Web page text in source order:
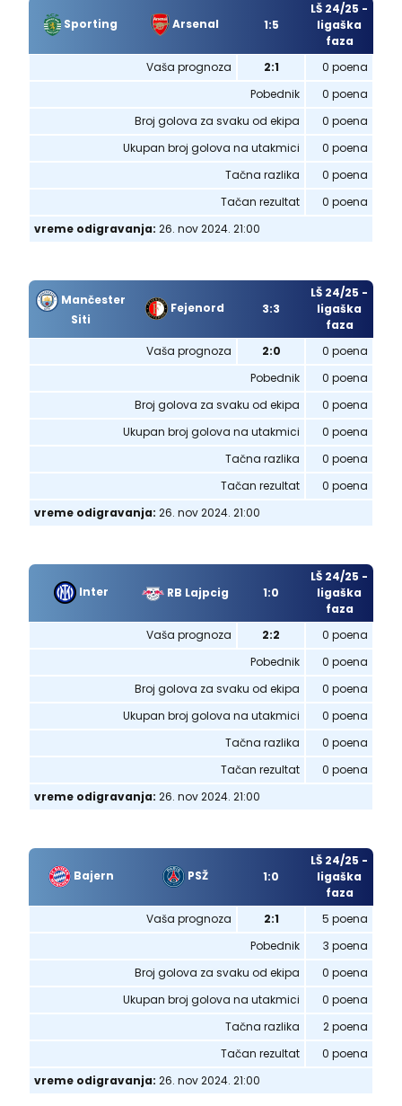
Sporting Arsenal 1:5
LŠ 24/25 -
ligaška
faza
Vaša prognoza
2:1
0 poena
Pobednik
0 poena
Broj golova za svaku od ekipa
0 poena
Ukupan broj golova na utakmici
0 poena
Tačna razlika
0 poena
Tačan rezultat
0 poena
vreme odigravanja: 26. nov 2024. 21:00
Mančester
Siti
Fejenord 3:3
LŠ 24/25 -
ligaška
faza
Vaša prognoza
2:0
0 poena
Pobednik
0 poena
Broj golova za svaku od ekipa
0 poena
Ukupan broj golova na utakmici
0 poena
Tačna razlika
0 poena
Tačan rezultat
0 poena
vreme odigravanja: 26. nov 2024. 21:00
Inter RB Lajpcig 1:0
LŠ 24/25 -
ligaška
faza
Vaša prognoza
2:2
0 poena
Pobednik
0 poena
Broj golova za svaku od ekipa
0 poena
Ukupan broj golova na utakmici
0 poena
Tačna razlika
0 poena
Tačan rezultat
0 poena
vreme odigravanja: 26. nov 2024. 21:00
Bajern PSŽ 1:0
LŠ 24/25 -
ligaška
faza
Vaša prognoza
2:1
5 poena
Pobednik
3 poena
Broj golova za svaku od ekipa
0 poena
Ukupan broj golova na utakmici
0 poena
Tačna razlika
2 poena
Tačan rezultat
0 poena
vreme odigravanja: 26. nov 2024. 21:00